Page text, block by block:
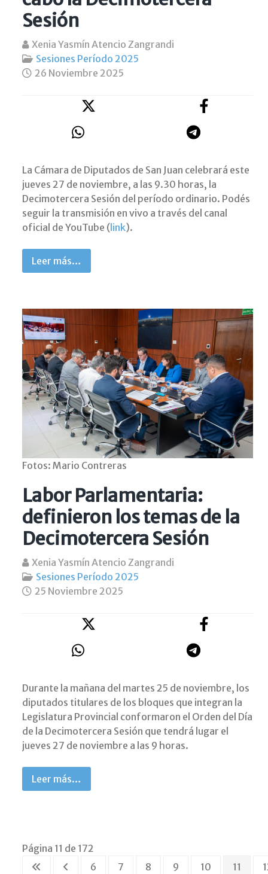
Sesión
Xenia Yasmín Atencio Zangrandi
Sesiones Período 2025
26 Noviembre 2025
La Cámara de Diputados de San Juan celebrará este
jueves 27 de noviembre, a las 9.30 horas, la
Decimotercera Sesión del período ordinario. Podés
seguir la transmisión en vivo a través del canal
oficial de YouTube ( link).
Leer más…
Fotos: Mario Contreras
Labor Parlamentaria:
definieron los temas de la
Decimotercera Sesión
Xenia Yasmín Atencio Zangrandi
Sesiones Período 2025
25 Noviembre 2025
Durante la mañana del martes 25 de noviembre, los
diputados titulares de los bloques que integran la
Legislatura Provincial conformaron el Orden del Día
de la Decimotercera Sesión que tendrá lugar el
jueves 27 de noviembre a las 9 horas.
Leer más…
Página 11 de 172
6
7 8 9 10 11